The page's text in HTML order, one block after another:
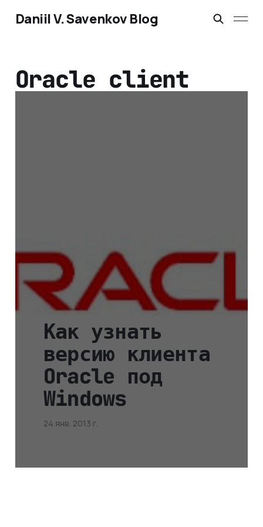
Daniil V. Savenkov Blog
Oracle client
Как узнать
версию клиента
Oracle под
Windows
24 янв. 2013 г.